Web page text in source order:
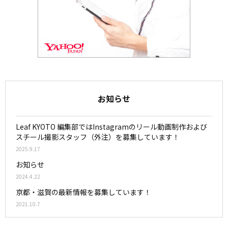
お知らせ
Leaf KYOTO 編集部ではInstagramのリール動画制作および
スチール撮影スタッフ（外注）を募集しています！
2025.9.17
お知らせ
2024.4.22
京都・滋賀の最新情報を募集しています！
2021.10.7